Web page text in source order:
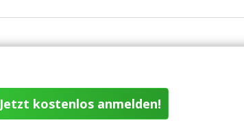
Jetzt kostenlos anmelden!